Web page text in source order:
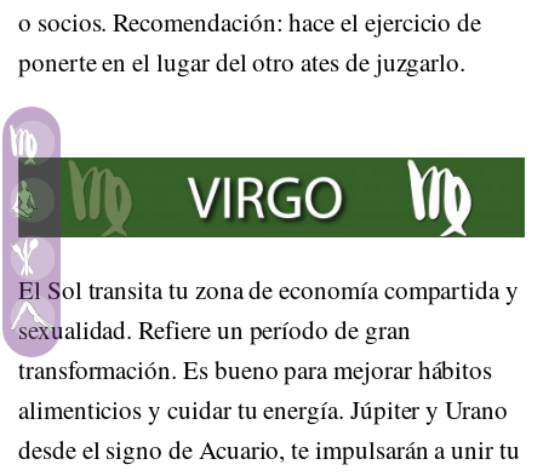
o socios. Recomendación: hace el ejercicio de
ponerte en el lugar del otro ates de juzgarlo.
VIRGO
El Sol transita tu zona de economía compartida y
sexualidad. Refiere un período de gran
transformación. Es bueno para mejorar hábitos
alimenticios y cuidar tu energía. Júpiter y Urano
desde el signo de Acuario, te impulsarán a unir tu
Meditación